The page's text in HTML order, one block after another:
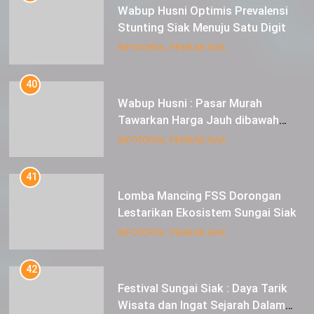
Wabup Husni Optimis Prevalensi
Stunting Siak Menuju Satu Digit
INFOTORIAL PEMKAB SIAK
40
Wabup Husni : Pasar Murah
Tawarkan Harga Jauh dibawah
Pasar Tradisional
INFOTORIAL PEMKAB SIAK
41
Lomba Mancing FSS Dorongan
Lestarikan Ekosistem Sungai Siak
INFOTORIAL PEMKAB SIAK
42
Festival Sungai Siak : Daya Tarik
Wisata dan Ingat Sejarah Dalam